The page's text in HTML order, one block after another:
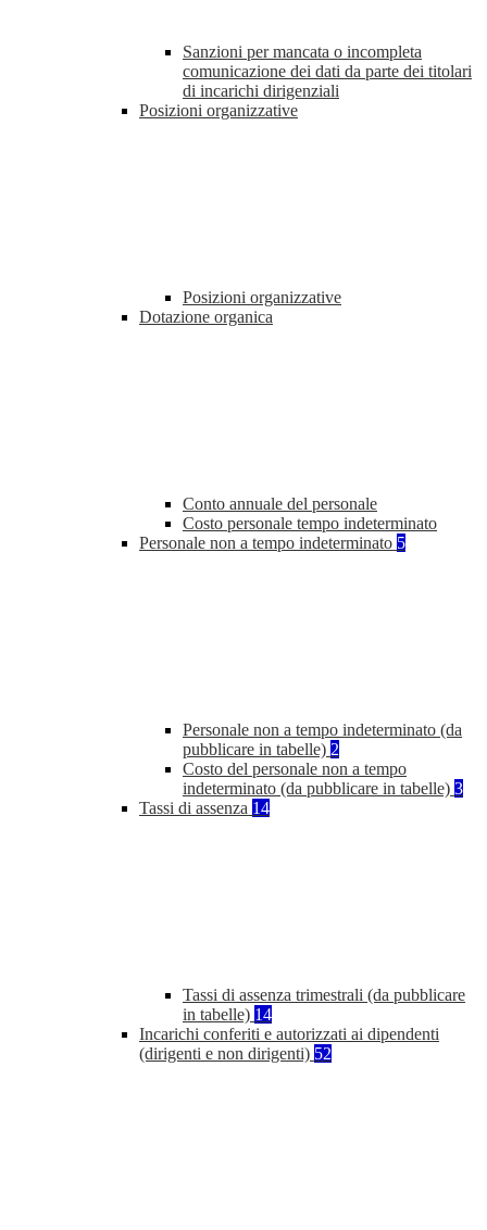
Sanzioni per mancata o incompleta
comunicazione dei dati da parte dei titolari
di incarichi dirigenziali
Posizioni organizzative
Posizioni organizzative
Dotazione organica
Conto annuale del personale
Costo personale tempo indeterminato
Personale non a tempo indeterminato 5
Personale non a tempo indeterminato (da
pubblicare in tabelle) 2
Costo del personale non a tempo
indeterminato (da pubblicare in tabelle) 3
Tassi di assenza 14
Tassi di assenza trimestrali (da pubblicare
in tabelle) 14
Incarichi conferiti e autorizzati ai dipendenti
(dirigenti e non dirigenti) 52